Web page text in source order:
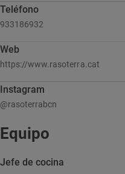
Teléfono
933186932
Web
https://www.rasoterra.cat
Instagram
@rasoterrabcn
Equipo
Jefe de cocina